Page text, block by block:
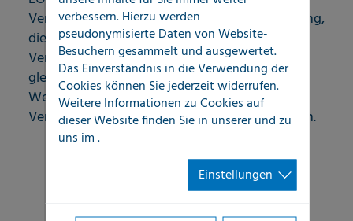
Versorgern Dienstleistungspakete zur Verfügung,
die diesen eine wirtschaftliche Erbringung ihrer
Versorgungsverpflichtungen ermöglicht und
gleichzeitig dazu beiträgt, die langfristige
Werterhaltung und Funktionalität von
Versorgungsleitungs-Strukturen sicherzustellen.
verbessern. Hierzu werden
pseudonymisierte Daten von Website-
Besuchern gesammelt und ausgewertet.
Das Einverständnis in die Verwendung der
Cookies können Sie jederzeit widerrufen.
Weitere Informationen zu Cookies auf
dieser Website finden Sie in unsererund zu
uns im.
Einstellungen